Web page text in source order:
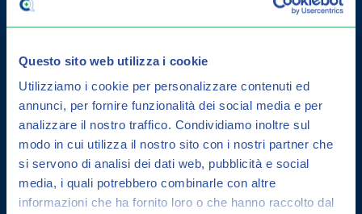
Questo sito web utilizza i cookie
Utilizziamo i cookie per personalizzare contenuti ed
annunci, per fornire funzionalità dei social media e per
analizzare il nostro traffico. Condividiamo inoltre sul
modo in cui utilizza il nostro sito con i nostri partner che
si servono di analisi dei dati web, pubblicità e social
media, i quali potrebbero combinarle con altre
informazioni che ha fornito loro o che hanno raccolto dal
DERMATITE SEBORROICA: COME
CURARLA E GUIDA ALLA
PREVENZIONE